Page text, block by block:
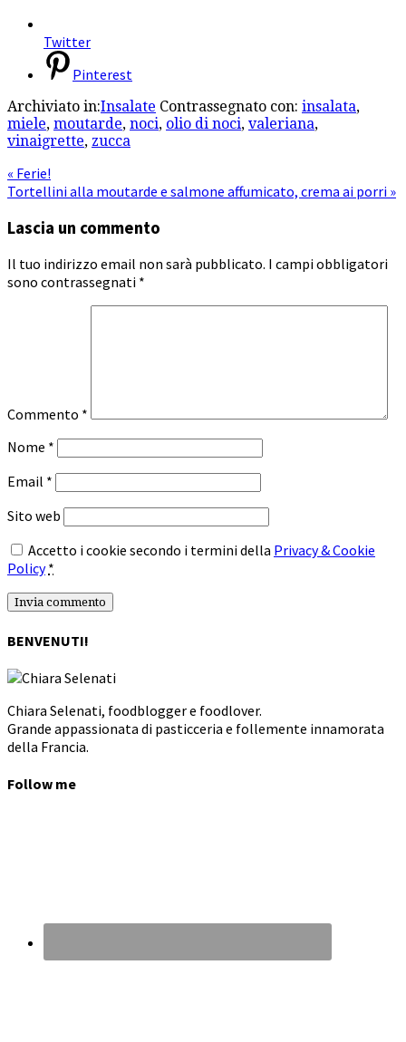
Twitter
Pinterest
Archiviato in:Insalate Contrassegnato con: insalata,
miele, moutarde, noci, olio di noci, valeriana,
vinaigrette, zucca
« Ferie!
Tortellini alla moutarde e salmone affumicato, crema ai porri »
Lascia un commento
Il tuo indirizzo email non sarà pubblicato. I campi obbligatori
sono contrassegnati *
Commento *
Nome *
Email *
Sito web
Accetto i cookie secondo i termini della Privacy & Cookie
Policy *
BENVENUTI!
Chiara Selenati, foodblogger e foodlover.
Grande appassionata di pasticceria e follemente innamorata
della Francia.
Follow me